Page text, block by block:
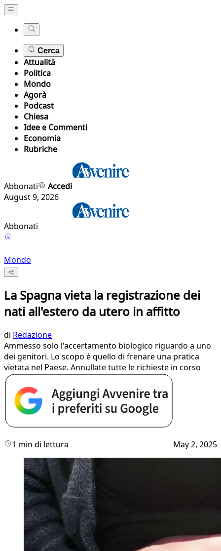
Cerca
Attualità
Politica
Mondo
Agorà
Podcast
Chiesa
Idee e Commenti
Economia
Rubriche
Abbonati
Accedi
August 9, 2026
Abbonati
Mondo
La Spagna vieta la registrazione dei
nati all'estero da utero in affitto
di Redazione
Ammesso solo l'accertamento biologico riguardo a uno
dei genitori. Lo scopo è quello di frenare una pratica
vietata nel Paese. Annullate tutte le richieste in corso
1 min di lettura May 2, 2025